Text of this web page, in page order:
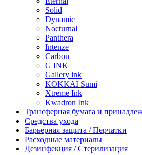
Solid
Dynamic
Nocturnal
Panthera
Intenze
Carbon
G INK
Gallery ink
KOKKAI Sumi
Xtreme Ink
Kwadron Ink
Трансферная бумага и
Средства ухода
Барьерная защита / Перчатки
Расходные материалы
Дезинфекция / Стерилизация